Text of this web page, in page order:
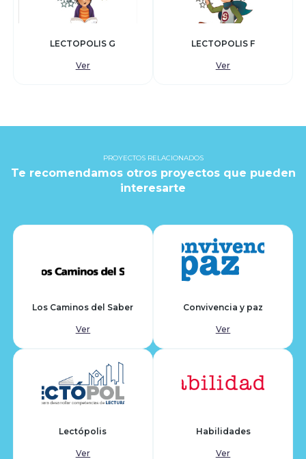
LECTOPOLIS G
Ver
LECTOPOLIS F
Ver
PROYECTOS RELACIONADOS
Te recomendamos otros proyectos que pueden
interesarte
Los Caminos del Saber
Ver
Convivencia y paz
Ver
Lectópolis
Ver
Habilidades
Ver